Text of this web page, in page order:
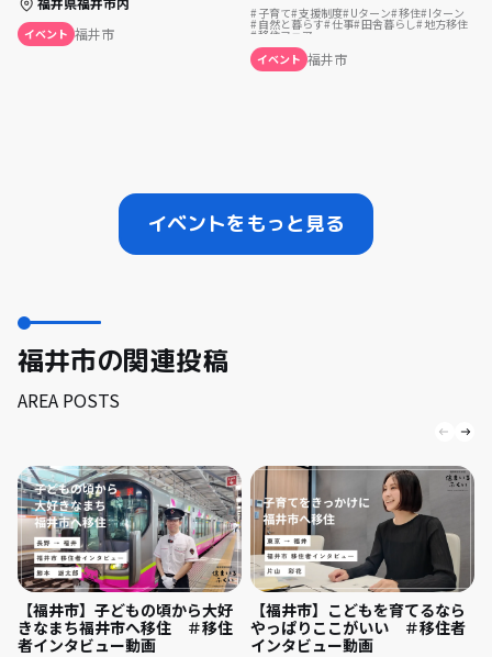
イベント 福井市
子育て 支援制度 Uターン 移住 Iターン
自然と暮らす 仕事 田舎暮らし 地方移住
移住フェア
イベント 福井市
イベントをもっと見る
福井市の関連投稿
AREA POSTS
【福井市】子どもの頃から大好
きなまち福井市へ移住 ＃移住
者インタビュー動画
【福井市】こどもを育てるなら
やっぱりここがいい ＃移住者
インタビュー動画